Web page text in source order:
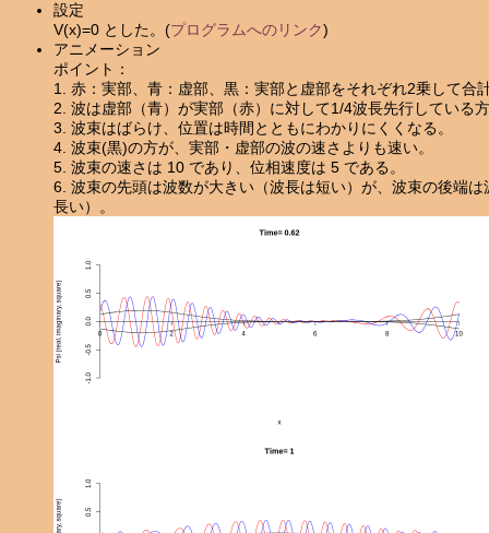
設定
V(x)=0 とした。(プログラムへのリンク)
アニメーション
ポイント：
1. 赤：実部、青：虚部、黒：実部と虚部をそれぞれ2乗して合
2. 波は虚部（青）が実部（赤）に対して1/4波長先行している
3. 波束はばらけ、位置は時間とともにわかりにくくなる。
4. 波束(黒)の方が、実部・虚部の波の速さよりも速い。
5. 波束の速さは 10 であり、位相速度は 5 である。
6. 波束の先頭は波数が大きい（波長は短い）が、波束の後端
長い）。